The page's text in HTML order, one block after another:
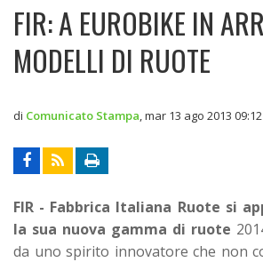
FIR: A EUROBIKE IN
MODELLI DI RUOTE
di Comunicato Stampa mar 13 ago 2013 09:12
FIR - Fabbrica Italiana Ruote si
la sua nuova gamma di ruote
da uno spirito innovatore che non